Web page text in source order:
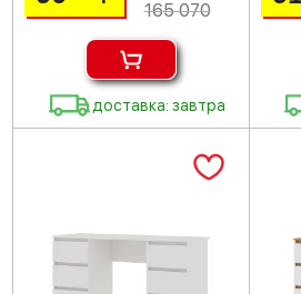
165 070
доставка: завтра